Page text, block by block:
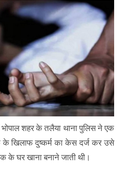
भोपाल शहर के तलैया थाना पुलिस ने एक
के खिलाफ दुष्कर्म का केस दर्ज कर उसे
के घर खाना बनाने जाती थी।